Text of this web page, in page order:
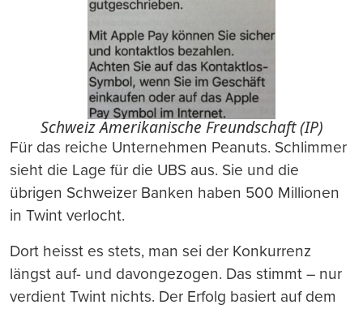
Schweiz Amerikanische Freundschaft (IP)
Für das reiche Unternehmen Peanuts. Schlimmer
sieht die Lage für die UBS aus. Sie und die
übrigen Schweizer Banken haben 500 Millionen
in Twint verlocht.
Dort heisst es stets, man sei der Konkurrenz
längst auf- und davongezogen. Das stimmt – nur
verdient Twint nichts. Der Erfolg basiert auf dem